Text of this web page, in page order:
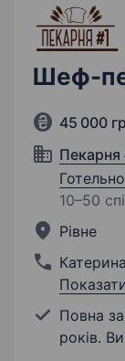
Шеф-
45 000
Пекарня
10–50
Рівне
Катерина
Повна
років.